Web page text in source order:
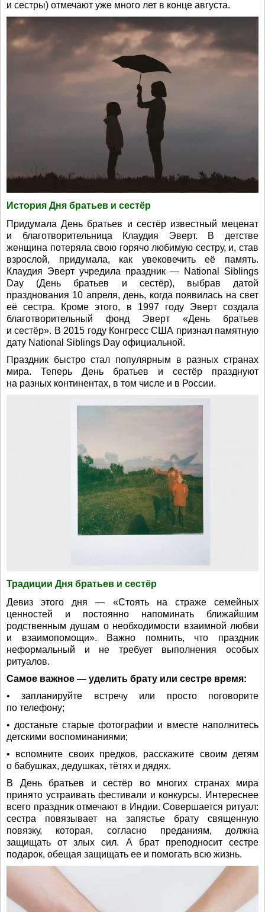
и сестры) отмечают уже много лет в конце августа.
История Дня братьев и сестёр
Придумала День братьев и сестёр известный меценат
и благотворительница Клаудия Эверт. В детстве
женщина потеряла свою горячо любимую сестру, и, став
взрослой, придумала, как увековечить её память.
Клаудия Эверт учредила праздник — National Siblings
Day (День братьев и сестёр), выбрав датой
празднования 10 апреля, день, когда появилась на свет
её сестра. Кроме этого, в 1997 году Эверт создала
благотворительный фонд Эверт «День братьев
и сестёр». В 2015 году Конгресс США признал памятную
дату National Siblings Day официальной.
Праздник быстро стал популярным в разных странах
мира. Теперь День братьев и сестёр празднуют
на разных континентах, в том числе и в России.
Традиции Дня братьев и сестёр
Девиз этого дня — «Стоять на страже семейных
ценностей и постоянно напоминать ближайшим
родственным душам о необходимости взаимной любви
и взаимопомощи». Важно помнить, что праздник
неформальный и не требует выполнения особых
ритуалов.
Самое важное — уделить брату или сестре время:
• запланируйте встречу или просто поговорите
по телефону;
• достаньте старые фотографии и вместе наполнитесь
детскими воспоминаниями;
• вспомните своих предков, расскажите своим детям
о бабушках, дедушках, тётях и дядях.
В День братьев и сестёр во многих странах мира
принято устраивать фестивали и конкурсы. Интереснее
всего праздник отмечают в Индии. Совершается ритуал:
сестра повязывает на запястье брату священную
повязку, которая, согласно преданиям, должна
защищать от злых сил. А брат преподносит сестре
подарок, обещая защищать ее и помогать всю жизнь.